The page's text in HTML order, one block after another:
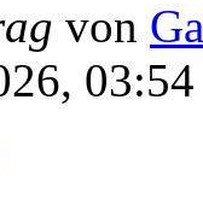
von
03:54